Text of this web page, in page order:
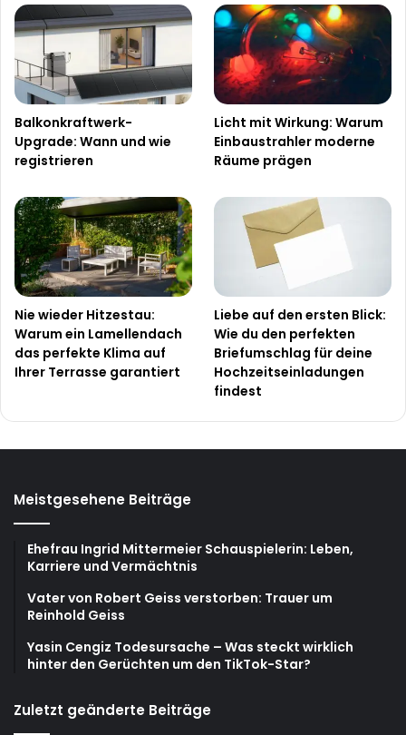
Balkonkraftwerk-
Upgrade: Wann und wie
registrieren
Licht mit Wirkung: Warum
Einbaustrahler moderne
Räume prägen
Nie wieder Hitzestau:
Warum ein Lamellendach
das perfekte Klima auf
Ihrer Terrasse garantiert
Liebe auf den ersten Blick:
Wie du den perfekten
Briefumschlag für deine
Hochzeitseinladungen
findest
Meistgesehene Beiträge
Ehefrau Ingrid Mittermeier Schauspielerin: Leben,
Karriere und Vermächtnis
Vater von Robert Geiss verstorben: Trauer um
Reinhold Geiss
Yasin Cengiz Todesursache – Was steckt wirklich
hinter den Gerüchten um den TikTok-Star?
Zuletzt geänderte Beiträge